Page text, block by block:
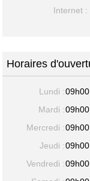
Internet :
Horaires
Lundi :
Mardi :
Mercredi :
Jeudi :
Vendredi :